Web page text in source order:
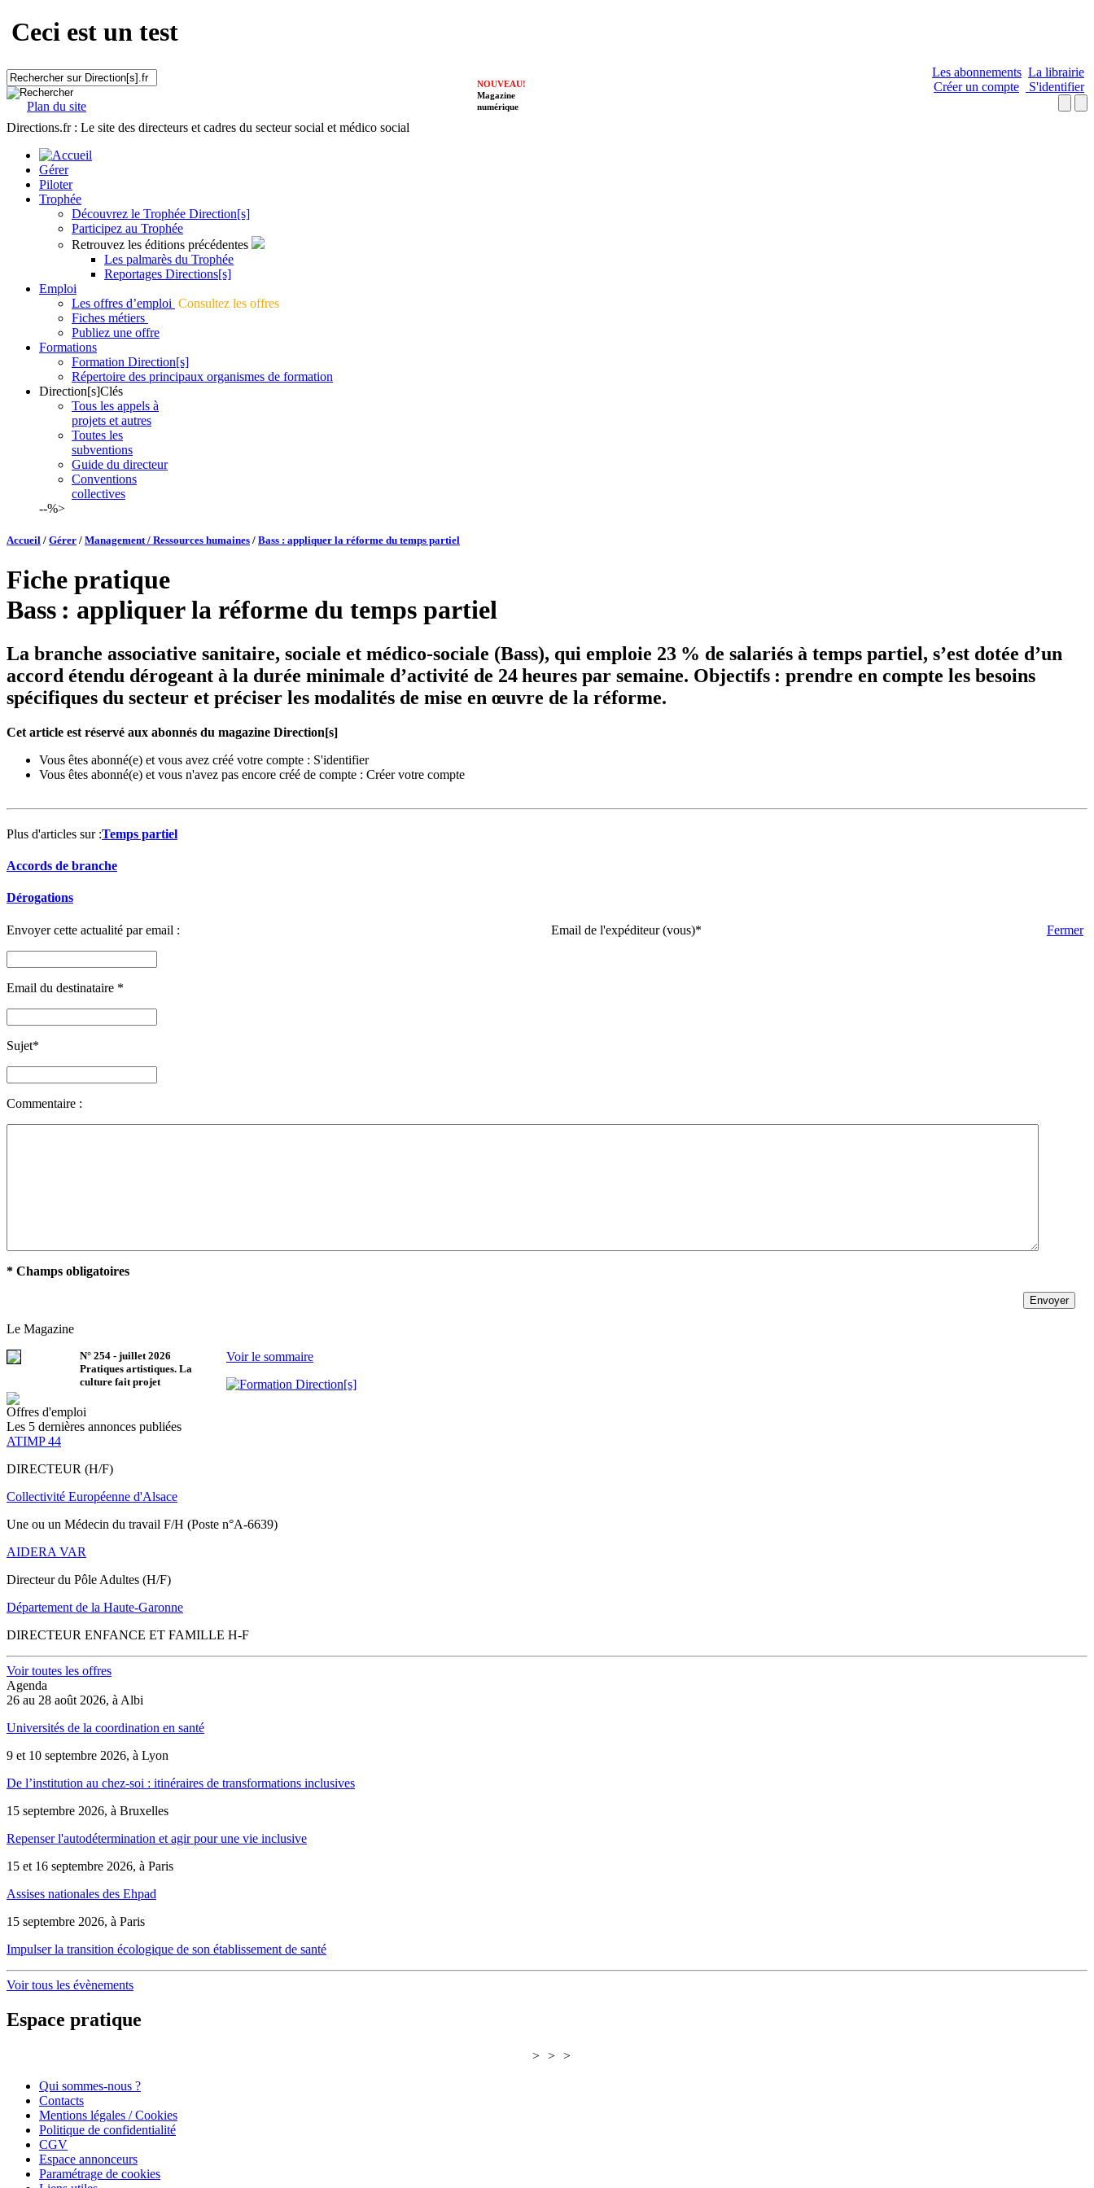
Ceci est un test
Plan du site
Les abonnements La librairie
Créer un compte
S'identifier
NOUVEAU!
Magazine
numérique
Directions.fr : Le site des directeurs et cadres du secteur social et médico social
Gérer
Piloter
Trophée
Découvrez le Trophée Direction[s]
Participez au Trophée
Retrouvez les éditions précédentes
Les palmarès du Trophée
Reportages Directions[s]
Emploi
Les offres d’emploi Consultez les offres
Fiches métiers
Publiez une offre
Formations
Formation Direction[s]
Répertoire des principaux organismes de formation
Direction[s]Clés
Tous les appels à
projets et autres
Toutes les
subventions
Guide du directeur
Conventions
collectives
--%>
Accueil / Gérer / Management / Ressources humaines / Bass : appliquer la réforme du temps partiel
Fiche pratique
Bass : appliquer la réforme du temps partiel
La branche associative sanitaire, sociale et médico-sociale (Bass), qui emploie 23 % de salariés à temps partiel, s’est dotée d’un
accord étendu dérogeant à la durée minimale d’activité de 24 heures par semaine. Objectifs : prendre en compte les besoins
spécifiques du secteur et préciser les modalités de mise en œuvre de la réforme.
Cet article est réservé aux abonnés du magazine Direction[s]
Vous êtes abonné(e) et vous avez créé votre compte : S'identifier
Vous êtes abonné(e) et vous n'avez pas encore créé de compte : Créer votre compte
Plus d'articles sur :Temps partiel
Accords de branche
Dérogations
Envoyer cette actualité par email : Fermer
Email de l'expéditeur (vous)*
Email du destinataire *
Sujet*
Commentaire :
* Champs obligatoires
Le Magazine
N° 254 - juillet 2026
Pratiques artistiques. La
culture fait projet
Voir le sommaire
Offres d'emploi
Les 5 dernières annonces publiées
ATIMP 44
DIRECTEUR (H/F)
Collectivité Européenne d'Alsace
Une ou un Médecin du travail F/H (Poste n°A-6639)
AIDERA VAR
Directeur du Pôle Adultes (H/F)
Département de la Haute-Garonne
DIRECTEUR ENFANCE ET FAMILLE H-F
Voir toutes les offres
Agenda
26 au 28 août 2026, à Albi
Universités de la coordination en santé
9 et 10 septembre 2026, à Lyon
De l’institution au chez-soi : itinéraires de transformations inclusives
15 septembre 2026, à Bruxelles
Repenser l'autodétermination et agir pour une vie inclusive
15 et 16 septembre 2026, à Paris
Assises nationales des Ehpad
15 septembre 2026, à Paris
Impulser la transition écologique de son établissement de santé
Voir tous les évènements
Espace pratique
> > >
Qui sommes-nous ?
Contacts
Mentions légales / Cookies
Politique de confidentialité
CGV
Espace annonceurs
Paramétrage de cookies